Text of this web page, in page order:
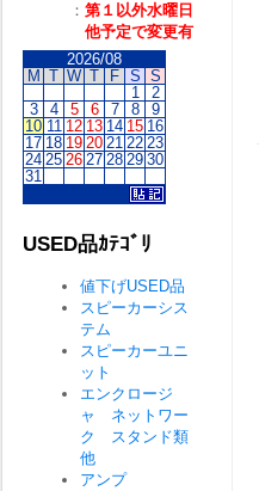
： 第１以外水曜日
他予定で変更有
2026/08
M T W T F S S
1
2
3
4 5 6 7 8
9
10 11 12 13 14 15 16
17 18 19 20 21 22 23
24 25 26 27 28 29 30
31
USED品ｶﾃｺﾞﾘ
値下げUSED品
スピーカーシス
テム
スピーカーユニ
ット
エンクロージ
ャ ネットワー
ク スタンド類
他
アンプ